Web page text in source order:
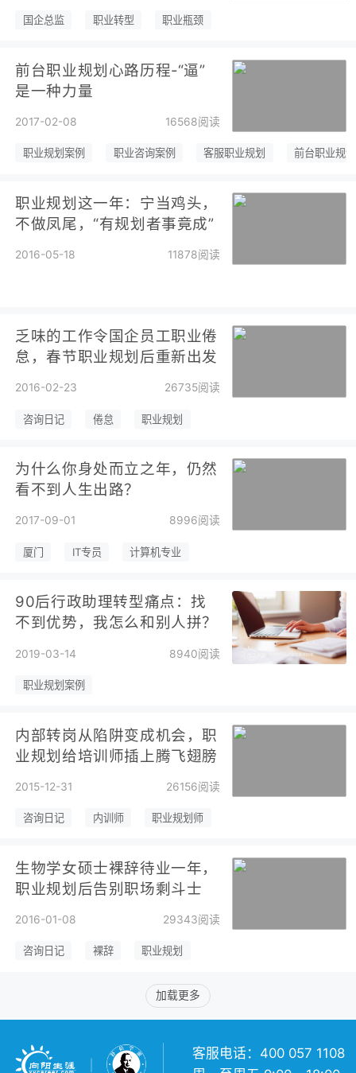
国企总监 职业转型 职业瓶颈
前台职业规划心路历程-“逼”
是一种力量
2017-02-08 16568阅读
职业规划案例 职业咨询案例 客服职业规划 前台职业规划
职业规划这一年：宁当鸡头，
不做凤尾，“有规划者事竟成”
2016-05-18 11878阅读
乏味的工作令国企员工职业倦
怠，春节职业规划后重新出发
2016-02-23 26735阅读
咨询日记 倦怠 职业规划
为什么你身处而立之年，仍然
看不到人生出路？
2017-09-01 8996阅读
厦门 IT专员 计算机专业
90后行政助理转型痛点：找
不到优势，我怎么和别人拼？
2019-03-14 8940阅读
职业规划案例
内部转岗从陷阱变成机会，职
业规划给培训师插上腾飞翅膀
2015-12-31 26156阅读
咨询日记 内训师 职业规划师
生物学女硕士裸辞待业一年，
职业规划后告别职场剩斗士
2016-01-08 29343阅读
咨询日记 裸辞 职业规划
加载更多
客服电话：400 057 1108